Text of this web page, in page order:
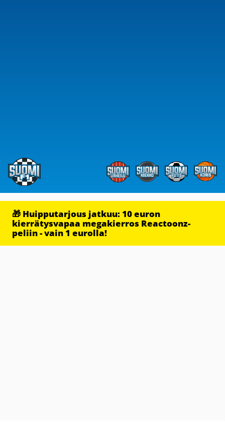
🎁 Huipputarjous jatkuu: 10 euron
kierrätysvapaa megakierros Reactoonz-
peliin - vain 1 eurolla!